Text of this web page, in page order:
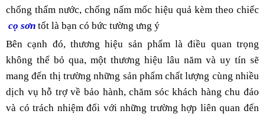
chống thấm nước, chống nấm mốc hiệu quả kèm theo chiếc
cọ sơn tốt là bạn có bức tường ưng ý
Bên cạnh đó, thương hiệu sản phẩm là điều quan trọng
không thể bỏ qua, một thương hiệu lâu năm và uy tín sẽ
mang đến thị trường những sản phẩm chất lượng cùng nhiều
dịch vụ hỗ trợ về bảo hành, chăm sóc khách hàng chu đáo
và có trách nhiệm đối với những trường hợp liên quan đến